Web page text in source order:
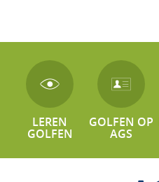
LEREN
GOLFEN
GOLFEN OP
AGS